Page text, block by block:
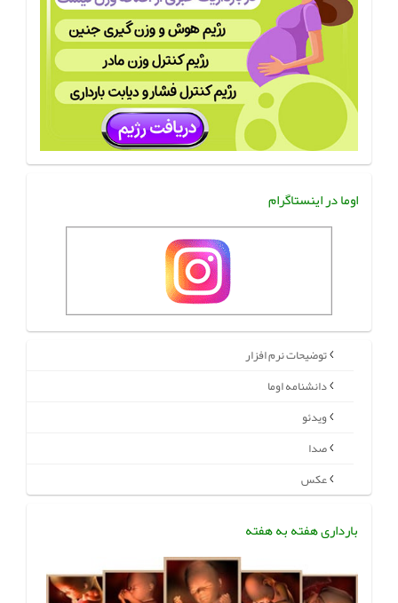
اوما در اینستاگرام
توضیحات نرم افزار
دانشنامه اوما
ویدئو
صدا
عکس
بارداری هفته به هفته